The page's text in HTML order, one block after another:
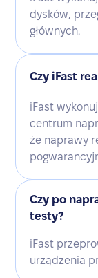
dysków,
głównych.
Czy iFast
iFast
centrum
że naprawy
Czy po
testy?
iFast
urządzenia